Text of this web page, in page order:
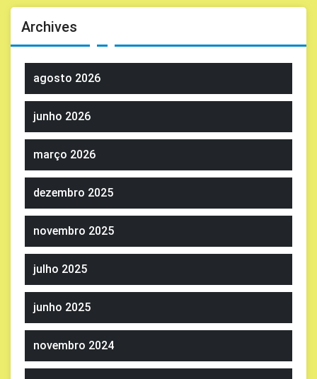
Archives
agosto 2026
junho 2026
março 2026
dezembro 2025
novembro 2025
julho 2025
junho 2025
novembro 2024